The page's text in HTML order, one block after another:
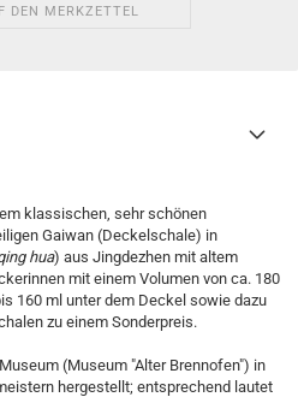
DEN MERKZETTEL
klassischen, sehr schönen
Gaiwan (Deckelschale) in
hua) aus Jingdezhen mit altem
mit einem Volumen von ca. 180
160 ml unter dem Deckel sowie dazu
zu einem Sonderpreis.
(Museum "Alter Brennofen") in
hergestellt; entsprechend lautet